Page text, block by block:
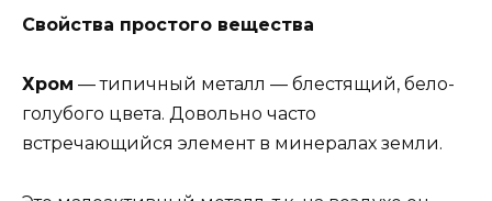
Свойства простого вещества
Хром — типичный металл — блестящий, бело-
голубого цвета. Довольно часто
встречающийся элемент в минералах земли.